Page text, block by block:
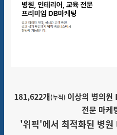
181,622개(누적) 이상의 병의원
전문 마케
'위픽'에서 최적화된 병